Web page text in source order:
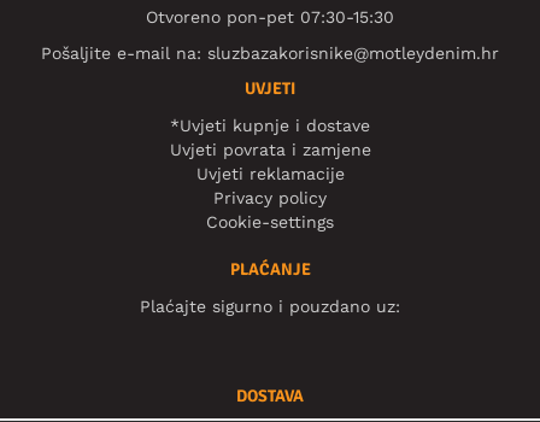
Otvoreno pon-pet 07:30-15:30
Pošaljite e-mail na: sluzbazakorisnike@motleydenim.hr
UVJETI
*Uvjeti kupnje i dostave
Uvjeti povrata i zamjene
Uvjeti reklamacije
Privacy policy
Cookie-settings
PLAĆANJE
Plaćajte sigurno i pouzdano uz:
DOSTAVA